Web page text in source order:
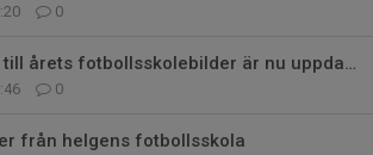
0
Länkarna till årets fotbollsskolebilder är nu uppdaterade
0
från helgens fotbollsskola